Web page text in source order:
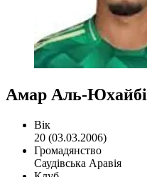
Амар Аль-Юхайбі
Вік
20 (03.03.2006)
Громадянство
Саудівська Аравія